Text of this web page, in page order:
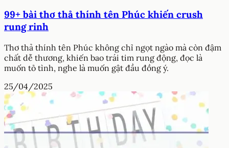
99+ bài thơ thả thính tên Phúc khiến crush
rung rinh
Thơ thả thính tên Phúc không chỉ ngọt ngào mà còn đậm
chất dễ thương, khiến bao trái tim rung động, đọc là
muốn tỏ tình, nghe là muốn gật đầu đồng ý.
25/04/2025